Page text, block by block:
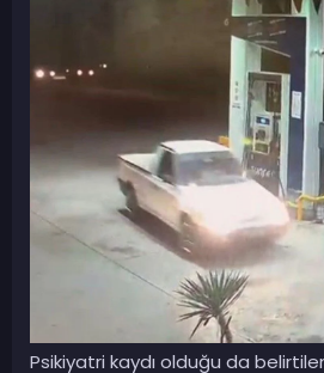
Psikiyatri kaydı olduğu da